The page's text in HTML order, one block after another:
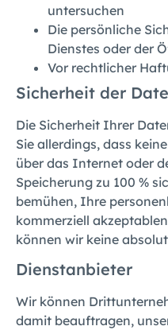
untersuchen
Die persönliche
Dienstes oder der
Vor rechtlicher
Sicherheit der
Die Sicherheit Ihrer
Sie allerdings, dass
über das Internet oder
Speicherung zu 100 %
bemühen, Ihre
kommerziell
können wir keine
Dienstanbieter
Wir können
damit beauftragen,